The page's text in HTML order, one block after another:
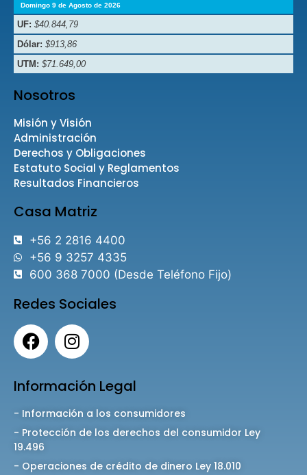
Domingo 9 de Agosto de 2026
UF: $40.844,79
Dólar: $913,86
UTM: $71.649,00
Nosotros
Misión y Visión
Administración
Derechos y Obligaciones
Estatuto Social y Reglamentos
Resultados Financieros
Casa Matriz
+56 2 2816 4400
+56 9 3257 4335
600 368 7000 (Desde Teléfono Fijo)
Redes Sociales
Información Legal
- Información a los consumidores
- Protección de los derechos del consumidor Ley
19.496
- Operaciones de crédito de dinero Ley 18.010